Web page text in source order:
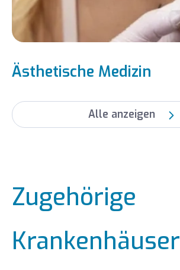
Ästhetische Medizin
Alle anzeigen
Zugehörige
Krankenhäuser